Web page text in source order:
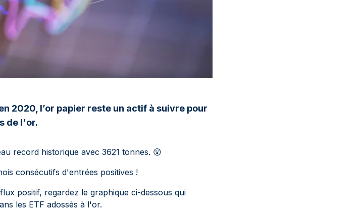
2020, l’or papier reste un actif à suivre pour
de l'or.
record historique avec 3621 tonnes. 😲
consécutifs d'entrées positives !
positif, regardez le graphique ci-dessous qui
les ETF adossés à l'or.